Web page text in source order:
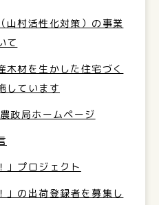
山村活性化対策）の事業
て
木材を生かした住宅づく
しています
政局ホームページ
」プロジェクト
」の出荷登録者を募集し